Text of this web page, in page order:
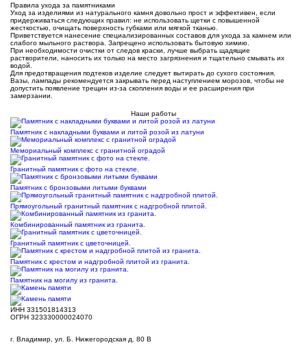
Правила ухода за памятниками
Уход за изделиями из натурального камня довольно прост и эффективен, если
придерживаться следующих правил: не использовать щетки с повышенной
жесткостью, очищать поверхность губками или мягкой тканью.
Приветствуется нанесение специализированных составов для ухода за камнем или
слабого мыльного раствора. Запрещено использовать бытовую химию.
При необходимости очистки от следов краски, лучше выбрать щадящие
растворители, наносить их только на место загрязнения и тщательно смывать их
водой.
Для предотвращения подтеков изделие следует вытирать до сухого состояния.
Вазы, лампады рекомендуется закрывать перед наступлением морозов, чтобы не
допустить появление трещин из-за скопления воды и ее расширения при
замерзании.
Наши работы
Памятник с накладными буквами и литой розой из латуни
Мемориальный комплекс с гранитной оградой
Гранитный памятник с фото на стекле.
Памятник с бронзовыми литыми буквами
Прямоугольный гранитный памятник с надгробной плитой.
Комбинированный памятник из гранита.
Гранитный памятник с цветочницей.
Памятник с крестом и надгробной плитой из гранита.
Памятник на могилу из гранита.
ИНН 331501814313
ОГРН 323330000024070
г. Владимир, ул. Б. Нижегородская д. 80 В